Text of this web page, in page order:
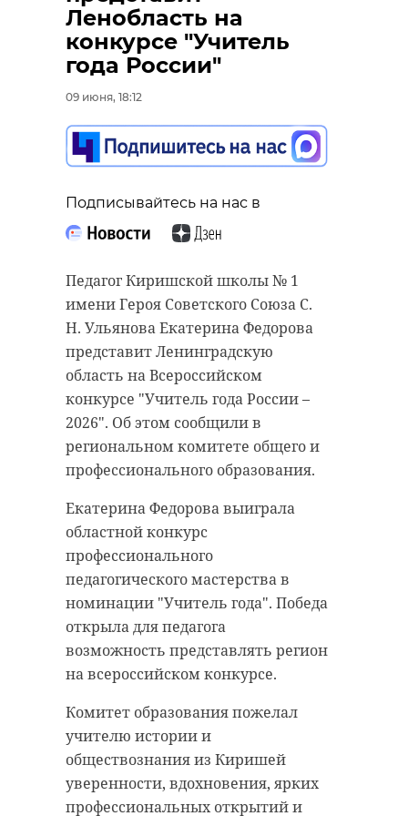
Ленобласть на
конкурсе "Учитель
года России"
09 июня, 18:12
Подписывайтесь на нас в
Педагог Киришской школы № 1
имени Героя Советского Союза С.
Н. Ульянова Екатерина Федорова
представит Ленинградскую
область на Всероссийском
конкурсе "Учитель года России –
2026". Об этом сообщили в
региональном комитете общего и
профессионального образования.
Екатерина Федорова выиграла
областной конкурс
профессионального
педагогического мастерства в
номинации "Учитель года". Победа
открыла для педагога
возможность представлять регион
на всероссийском конкурсе.
Комитет образования пожелал
учителю истории и
обществознания из Киришей
уверенности, вдохновения, ярких
профессиональных открытий и
Подписывайтесь на нас в
В Киришах открылся первый в
районе кабинет аппаратной
оптикой-мастерской "АВ Оптика |
Мастерская". Об этом рассказали в
Проект реализовала
индивидуальный
предприниматель оптометрист-
ортоптист София Козырева,
которая стала победительницей
грантового конкурса "Мама-
предприниматель". В скором
времени женщина представит 47
регион на федеральном этапе
конкурса.
Кроме того, ее идея получила
грантовую поддержку "Старта". В
учреждение поступит
оборудование, которое позволит
вывести диагностику и
коррекцию зрения на
принципиально новый уровень
для жителей Киришского района.
Предприятие "АВ Оптика |
Мастерская" позиционируется как
социальный проект. Здесь
Подписывайтесь на нас в
В Ленинградской области
дело. Уже в следующем году в
Павлово-на-Неве (Кировский
строительство нового
архивохранилища. Для этого
реконструируют существующее
здание, где смогут разместить
более миллиона архивных дел. Об
этих планах рассказал вице-
губернатор Ленобласти Владимир
Цой на заседании Научно-
методического совета архивных
Встреча специалистов проходит 9
и 10 июня в Гатчине и
Рождествено. На нее приехали
архивисты и исследователи из
разных регионов страны, чтобы
обсудить сохранение документов,
работу с историческими
современных архивов.
Особое внимание уделяют
цифровизации. Только с начала
2026 года в Ленинградской области